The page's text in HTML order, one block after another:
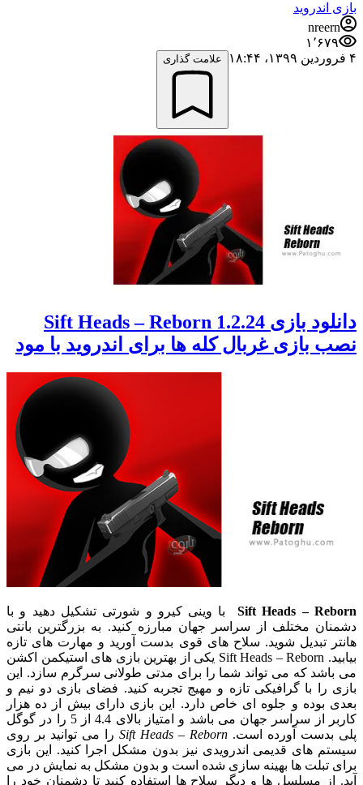
بازی اندروید
nreern
۱٬۶۷۹
۴ فروردین ۱۳۹۹،‏ ۱۸:۴۴
علامت گذاری
دانلود بازی Sift Heads – Reborn 1.2.24
نصب بازی غربال کله ها برای اندروید با مود
Sift Heads – Rebornبا وینی کیرو و شورتی تشکیل دهید و با
دشمنان مختلف از سراسر جهان مبارزه کنید. به بزرگترین بانتی
هانتر تبدیل شوید. سلاح های قوی بدست آورید و مهارت های تازه
بیابید. Sift Heads – Reborn یکی از بهترین بازی های استیکمن اکشن
می باشد که می تواند شما را برای مدتی طولانی سرگرم سازد. این
بازی را با گرافیکی تازه و مهیج تجربه کنید. فضای بازی دو نیم و
بعدی بوده و جلوه ای خاص دارد. این بازی دارای بیش از ده هزار
کاربر از سراسر جهان می باشد و امتیاز بالای 4.4 از 5 را در گوگل
پلی بدست آورده است. Sift Heads – Reborn را می توانید بر روی
سیستم های قدیمی اندرویدی نیز بدون مشکل اجرا کنید. این بازی
برای تبلت ها بهینه سازی شده است و بدون مشکل به نمایش در می
آید. از مسلسل ها و دیگر سلاح ها استفاده کنید تا دشمنان خود را